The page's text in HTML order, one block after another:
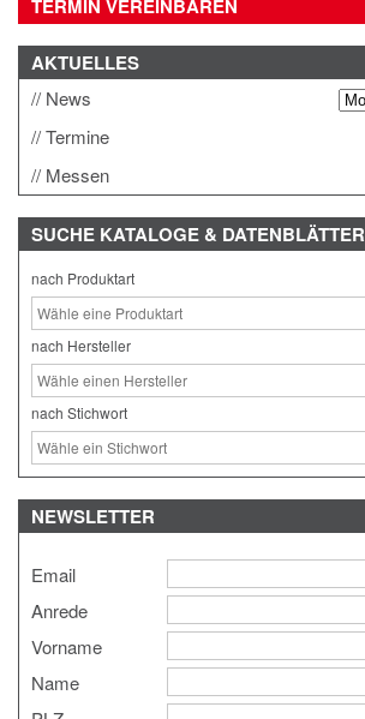
TERMIN VEREINBAREN
AKTUELLES
News
Termine
Messen
SUCHE KATALOGE & DATENBLÄTTER
nach Produktart
nach Hersteller
nach Stichwort
NEWSLETTER
Email
Anrede
Vorname
Name